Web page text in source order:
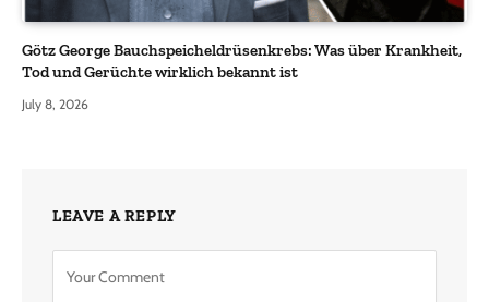
Götz George Bauchspeicheldrüsenkrebs: Was über Krankheit,
Tod und Gerüchte wirklich bekannt ist
July 8, 2026
LEAVE A REPLY